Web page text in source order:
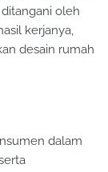
oleh
kerjanya,
desain rumah
dalam